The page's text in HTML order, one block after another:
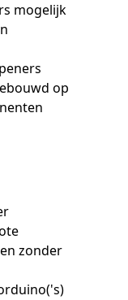
mogelijk
op
zonder